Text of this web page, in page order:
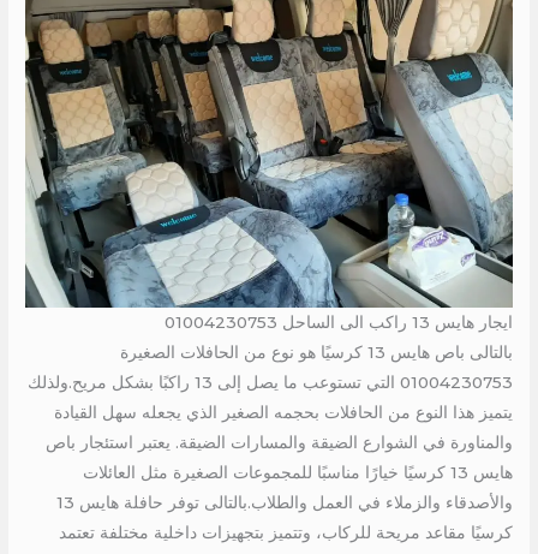
ايجار هايس 13 راكب الى الساحل 01004230753
بالتالى باص هايس 13 كرسيًا هو نوع من الحافلات الصغيرة
01004230753 التي تستوعب ما يصل إلى 13 راكبًا بشكل مريح.ولذلك
يتميز هذا النوع من الحافلات بحجمه الصغير الذي يجعله سهل القيادة
والمناورة في الشوارع الضيقة والمسارات الضيقة. يعتبر استئجار باص
هايس 13 كرسيًا خيارًا مناسبًا للمجموعات الصغيرة مثل العائلات
والأصدقاء والزملاء في العمل والطلاب.بالتالى توفر حافلة هايس 13
كرسيًا مقاعد مريحة للركاب، وتتميز بتجهيزات داخلية مختلفة تعتمد